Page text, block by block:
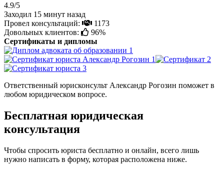
4.9/5
Заходил 15 минут назад
Провел консультаций:
1173
Довольных клиентов:
96%
Сертификаты и дипломы
Ответственный юрисконсульт Александр Рогозин поможет в
любом юридическом вопросе.
Бесплатная юридическая
консультация
Чтобы спросить юриста бесплатно и онлайн, всего лишь
нужно написать в форму, которая расположена ниже.